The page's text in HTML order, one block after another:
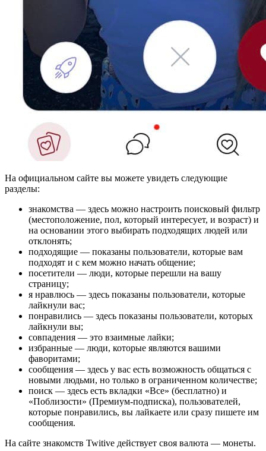
На официальном сайте вы можете увидеть следующие
разделы:
знакомства ― здесь можно настроить поисковый фильтр
(местоположение, пол, который интересует, и возраст) и
на основании этого выбирать подходящих людей или
отклонять;
подходящие ― показаны пользователи, которые вам
подходят и с кем можно начать общение;
посетители ― люди, которые перешли на вашу
страницу;
я нравлюсь ― здесь показаны пользователи, которые
лайкнули вас;
понравились ― здесь показаны пользователи, которых
лайкнули вы;
совпадения ― это взаимные лайки;
избранные ― люди, которые являются вашими
фаворитами;
сообщения ― здесь у вас есть возможность общаться с
новыми людьми, но только в ограниченном количестве;
поиск ― здесь есть вкладки «Все» (бесплатно) и
«Поблизости» (Премиум-подписка), пользователей,
которые понравились, вы лайкаете или сразу пишете им
сообщения.
На сайте знакомств Twitive действует своя валюта ― монеты.